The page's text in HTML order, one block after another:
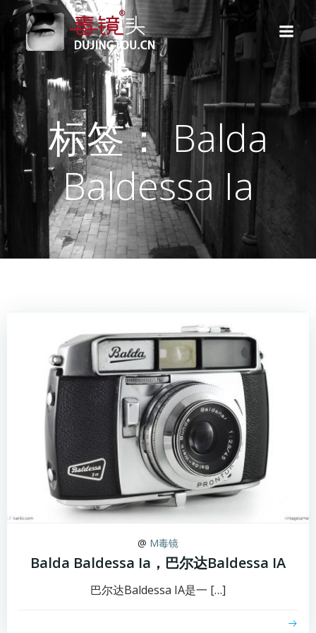
转
到
内
容
标签： Balda
Baldessa Ia
@ M毒镜
Balda Baldessa Ia，巴尔达Baldessa IA
巴尔达Baldessa IA是一 […]